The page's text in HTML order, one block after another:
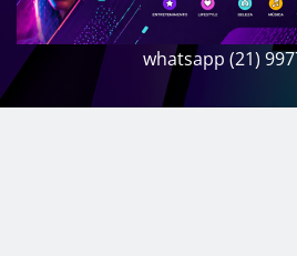
whatsapp (21)